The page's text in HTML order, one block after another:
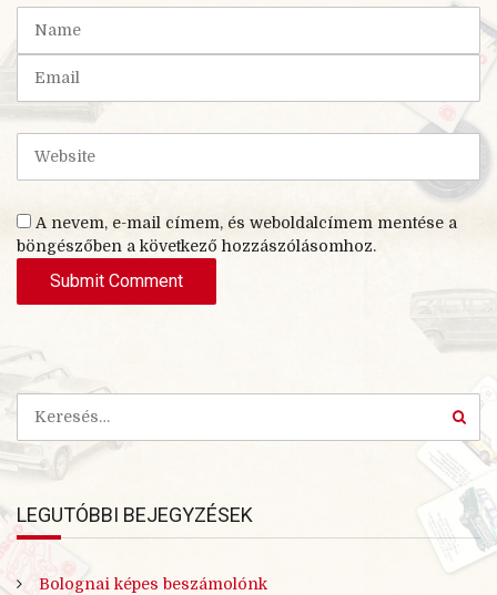
*
i
s
i
t
A nevem, e-mail címem, és weboldalcímem mentése a
böngészőben a következő hozzászólásomhoz.
LEGUTÓBBI BEJEGYZÉSEK
Bolognai képes beszámolónk